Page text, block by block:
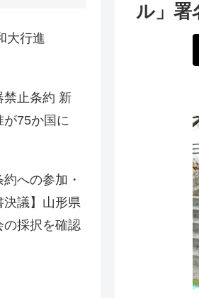
ル」署
大行進
禁止条約 新
が75か国に
への参加・
決議】山形県
の採択を確認